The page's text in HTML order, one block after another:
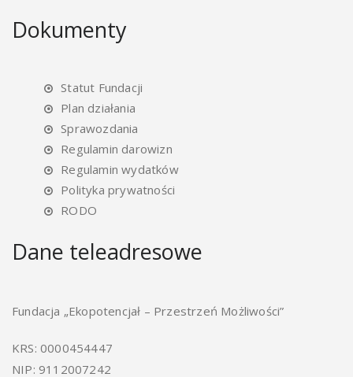
Dokumenty
Statut Fundacji
Plan działania
Sprawozdania
Regulamin darowizn
Regulamin wydatków
Polityka prywatności
RODO
Dane teleadresowe
Fundacja „Ekopotencjał – Przestrzeń Możliwości”
KRS: 0000454447
NIP: 9112007242